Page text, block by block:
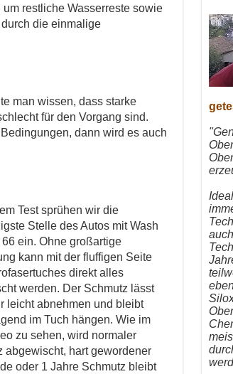
restliche Wasserreste sowie
die einmalige
man wissen, dass starke
für den Vorgang sind.
dann wird es auch
Test sprühen wir die
Stelle des Autos mit Wash
ein. Ohne großartige
kann mit der fluffigen Seite
direkt alles
werden. Der Schmutz lässt
leicht abnehmen und bleibt
im Tuch hängen. Wie im
zu sehen, wird normaler
abgewischt, hart gewordener
oder 1 Jahre Schmutz bleibt